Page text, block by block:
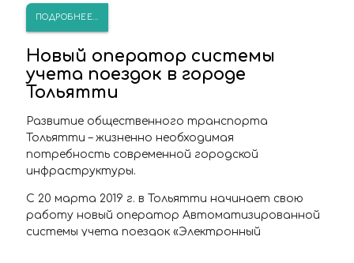
ПОДРОБНЕЕ...
Новый оператор системы
учета поездок в городе
Тольятти
Развитие общественного транспорта
Тольятти – жизненно необходимая
потребность современной городской
инфраструктуры.
С 20 марта 2019 г. в Тольятти начинает свою
работу новый оператор Автоматизированной
системы учета поездок «Электронный